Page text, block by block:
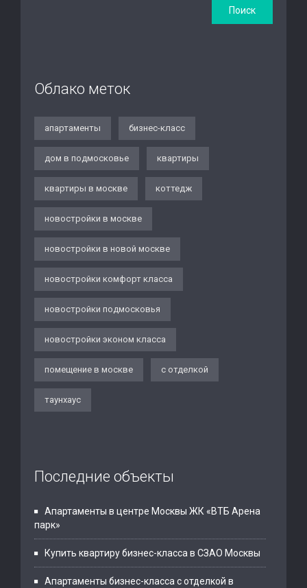
Облако меток
апартаменты бизнес-класс
дом в подмосковье квартиры
квартиры в москве коттедж
новостройки в москве
новостройки в новой москве
новостройки комфорт класса
новостройки подмосковья
новостройки эконом класса
помещение в москве с отделкой
таунхаус
Последние объекты
Апартаменты в центре Москвы ЖК «ВТБ Арена
парк»
Купить квартиру бизнес-класса в СЗАО Москвы
Апартаменты бизнес-класса с отделкой в